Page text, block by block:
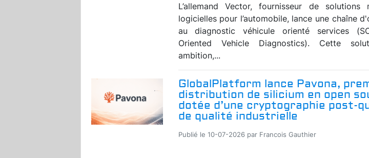
L’allemand Vector, fournisseur de solutions
logicielles pour l’automobile, lance une chaîne
au diagnostic véhicule orienté services
Oriented Vehicle Diagnostics). Cette
ambition,...
GlobalPlatform lance Pavona,
distribution de silicium en open
dotée d’une cryptographie post-
de qualité industrielle
Publié le 10-07-2026 par Francois Gauthier